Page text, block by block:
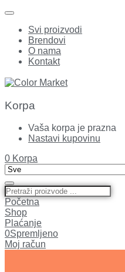
Svi proizvodi
Brendovi
O nama
Kontakt
Korpa
Vaša korpa je prazna
Nastavi kupovinu
0 Korpa
Početna
Shop
Plaćanje
0Spremljeno
Moj račun